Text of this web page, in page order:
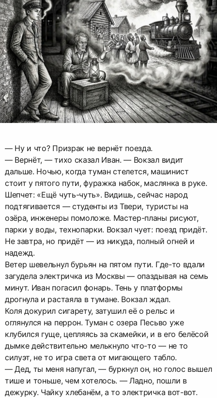
— Ну и что? Призрак не вернёт поезда.
— Вернёт, — тихо сказал Иван. — Вокзал видит
дальше. Ночью, когда туман стелется, машинист
стоит у пятого пути, фуражка набок, маслянка в руке.
Шепчет: «Ещё чуть-чуть». Видишь, сейчас народ
подтягивается — студенты из Твери, туристы на
озёра, инженеры помоложе. Мастер-планы рисуют,
парки у воды, технопарки. Вокзал чует: поезд придёт.
Не завтра, но придёт — из никуда, полный огней и
надежд.
Ветер шевельнул бурьян на пятом пути. Где-то вдали
загудела электричка из Москвы — опаздывая на семь
минут. Иван погасил фонарь. Тень у платформы
дрогнула и растаяла в тумане. Вокзал ждал.
Коля докурил сигарету, затушил её о рельс и
оглянулся на перрон. Туман с озера Песьво уже
клубился гуще, цепляясь за скамейки, и в его белёсой
дымке действительно мелькнуло что-то — не то
силуэт, не то игра света от мигающего табло.
— Дед, ты меня напугал, — буркнул он, но голос вышел
тише и тоньше, чем хотелось. — Ладно, пошли в
дежурку. Чайку хлебанём, а то электричка вот-вот.